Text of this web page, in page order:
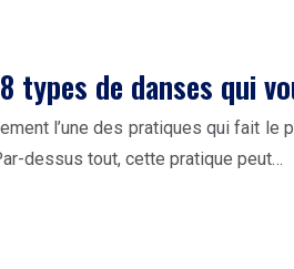
types de danses qui
l’une des pratiques qui fait le
dessus tout, cette pratique peut…